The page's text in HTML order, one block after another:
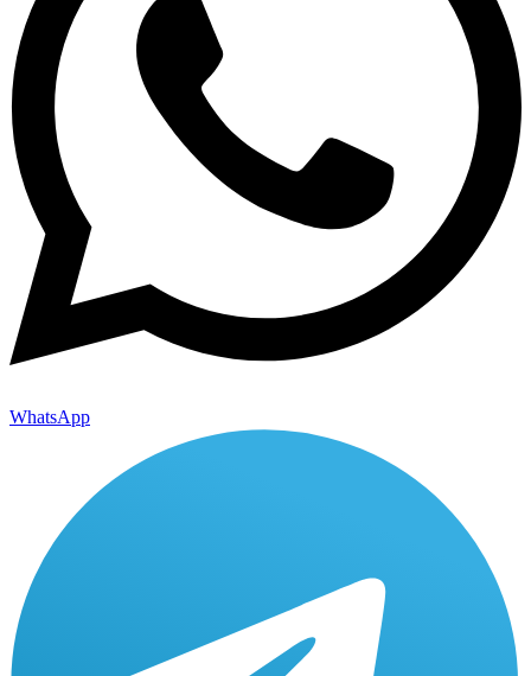
WhatsApp